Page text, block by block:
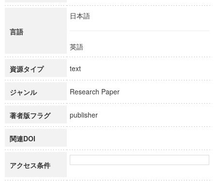
言語
日本語
英語
資源タイプ text
ジャンル Research Paper
著者版フラグ publisher
関連DOI
アクセス条件